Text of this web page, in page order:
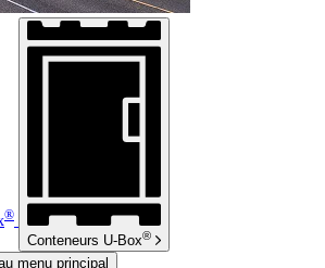
®
Conteneurs U-Box®
menu principal